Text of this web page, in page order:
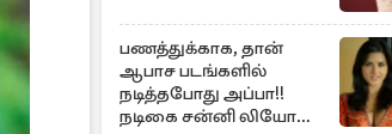
பணத்துக்காக, தான்
ஆபாச படங்களில்
நடித்தபோது அப்பா!!
நடிகை சன்னி லியோன்